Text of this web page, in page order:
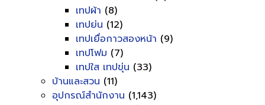
เทปผ้า (8)
เทปย่น (12)
เทปเยื่อกาวสองหน้า (9)
เทปโฟม (7)
เทปใส เทปขุ่น (33)
บ้านและสวน (11)
อุปกรณ์สำนักงาน (1,143)